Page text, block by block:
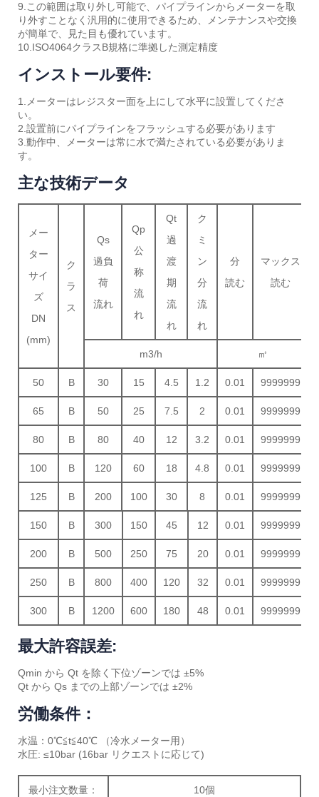
9.この範囲は取り外し可能で、パイプラインからメーターを取
り外すことなく汎用的に使用できるため、メンテナンスや交換
が簡単で、見た目も優れています。
10.ISO4064クラスB規格に準拠した測定精度
インストール要件:
1.メーターはレジスター面を上にして水平に設置してくださ
い。
2.設置前にパイプラインをフラッシュする必要があります
3.動作中、メーターは常に水で満たされている必要がありま
す。
主な技術データ
メー
ター
サイ
ズ
DN
(mm)
ク
ラ
ス
Qs
過負
荷
流れ
Qp
公
称
流
れ
Qt
過
渡
期
流
れ
ク
ミ
ン
分
流
れ
分
読む
マックス
読む
m3/h ㎥
50 B 30 15 4.5 1.2 0.01 9999999
65 B 50 25 7.5 2 0.01 9999999
80 B 80 40 12 3.2 0.01 9999999
100 B 120 60 18 4.8 0.01 9999999
125 B 200 100 30 8 0.01 9999999
150 B 300 150 45 12 0.01 9999999
200 B 500 250 75 20 0.01 9999999
250 B 800 400 120 32 0.01 9999999
300 B 1200 600 180 48 0.01 9999999
最大許容誤差:
Qmin から Qt を除く下位ゾーンでは ±5%
Qt から Qs までの上部ゾーンでは ±2%
労働条件：
水温：0℃≦t≦40℃ （冷水メーター用）
水圧: ≤10bar (16bar リクエストに応じて)
最小注文数量： 10個